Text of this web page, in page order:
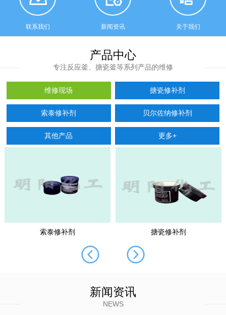
联系我们 新闻资讯 关于我们
产品中心
专注反应釜、搪瓷釜等系列产品的维修
维修现场 搪瓷修补剂
索泰修补剂 贝尔佐纳修补剂
其他产品 更多+
索泰修补剂 搪瓷修补剂
新闻资讯
NEWS